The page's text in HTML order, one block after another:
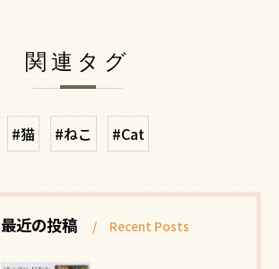
関連タグ
#猫 #ねこ #Cat
最近の投稿 Recent Posts